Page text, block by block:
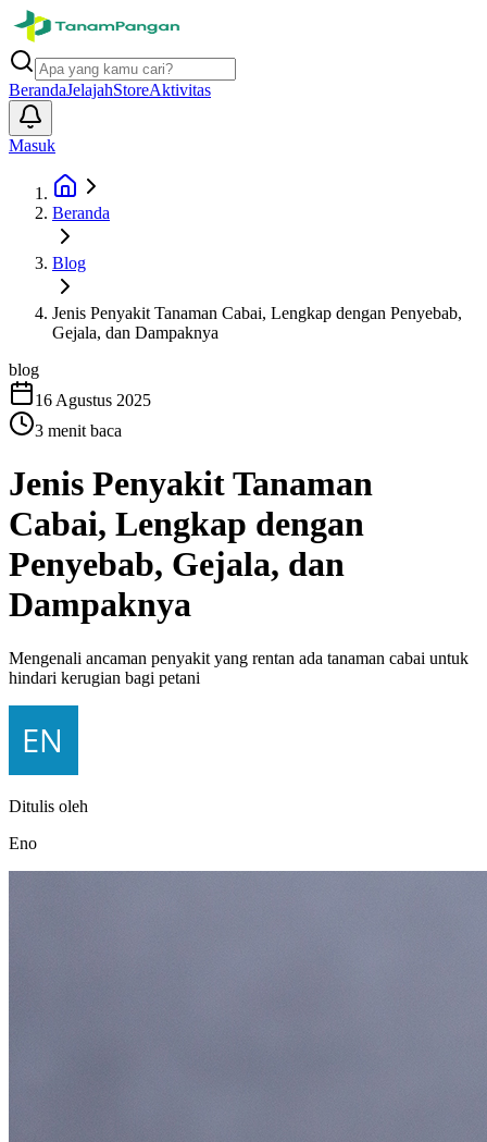
BerandaJelajahStoreAktivitas
Masuk
Beranda
Blog
Jenis Penyakit Tanaman Cabai, Lengkap dengan Penyebab,
Gejala, dan Dampaknya
blog
16 Agustus 2025
3 menit baca
Jenis Penyakit Tanaman
Cabai, Lengkap dengan
Penyebab, Gejala, dan
Dampaknya
Mengenali ancaman penyakit yang rentan ada tanaman cabai untuk
hindari kerugian bagi petani
Ditulis oleh
Eno